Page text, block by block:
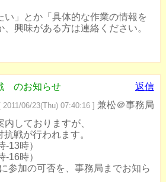
」とか「具体的な作業の情報を
、興味がある方は連絡ください。
のお知らせ 返信
[ 2011/06/23(Thu) 07:40:16 ] 兼松＠事務局
内しておりますが、
戦が行われます。
-13時）
-16時）
参加の可否を、事務局までお知ら